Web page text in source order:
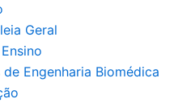
Geral
Engenharia Biomédica